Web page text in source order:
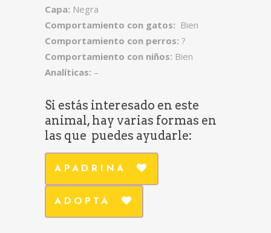
Capa: Negra
Comportamiento con gatos: Bien
Comportamiento con perros: ?
Comportamiento con niños: Bien
Analíticas: –
Si estás interesado en este
animal, hay varias formas en
las que puedes ayudarle:
APADRINA
ADOPTA